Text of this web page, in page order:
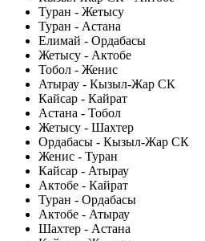
Туран - Жетысу
Туран - Астана
Елимай - Ордабасы
Жетысу - Актобе
Тобол - Женис
Атырау - Кызыл-Жар СК
Кайсар - Кайрат
Астана - Тобол
Жетысу - Шахтер
Ордабасы - Кызыл-Жар СК
Женис - Туран
Кайсар - Атырау
Актобе - Кайрат
Туран - Ордабасы
Актобе - Атырау
Шахтер - Астана